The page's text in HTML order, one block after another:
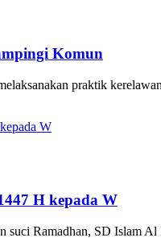
Komun
praktik
H kepada W
Ramadhan, SD Islam